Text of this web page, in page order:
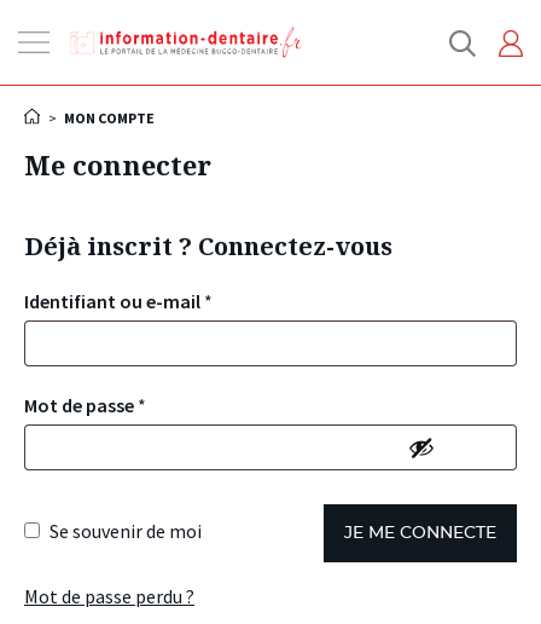
la
> MON COMPTE
Me connecter
Déjà inscrit ? Connectez-vous
Identifiant ou e-mail *
Mot de passe *
Se souvenir de moi JE ME CONNECTE
Mot de passe perdu ?